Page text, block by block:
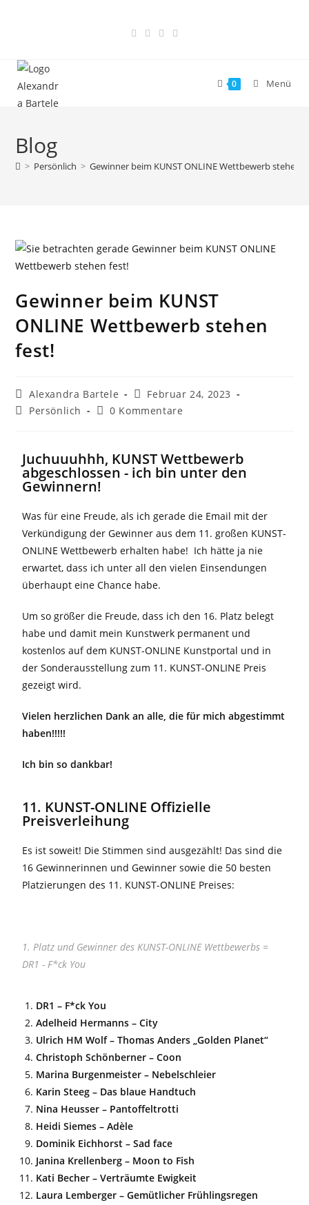
0 Menü
Blog
> Persönlich > Gewinner beim KUNST ONLINE Wettbewerb stehen
Gewinner beim KUNST
ONLINE Wettbewerb stehen
fest!
Alexandra Bartele
Februar 24, 2023
Persönlich
0 Kommentare
Juchuuuhhh, KUNST Wettbewerb
abgeschlossen - ich bin unter den
Gewinnern!
Was für eine Freude, als ich gerade die Email mit der
Verkündigung der Gewinner aus dem 11. großen KUNST-
ONLINE Wettbewerb erhalten habe! Ich hätte ja nie
erwartet, dass ich unter all den vielen Einsendungen
überhaupt eine Chance habe.
Um so größer die Freude, dass ich den 16. Platz belegt
habe und damit mein Kunstwerk permanent und
kostenlos auf dem KUNST-ONLINE Kunstportal und in
der Sonderausstellung zum 11. KUNST-ONLINE Preis
gezeigt wird.
Vielen herzlichen Dank an alle, die für mich abgestimmt
haben!!!!!
Ich bin so dankbar!
11. KUNST-ONLINE Offizielle
Preisverleihung
Es ist soweit! Die Stimmen sind ausgezählt! Das sind die
16 Gewinnerinnen und Gewinner sowie die 50 besten
Platzierungen des 11. KUNST-ONLINE Preises:
1. Platz und Gewinner des KUNST-ONLINE Wettbewerbs =
DR1 - F*ck You
DR1 – F*ck You
Adelheid Hermanns – City
Ulrich HM Wolf – Thomas Anders „Golden Planet“
Christoph Schönberner – Coon
Marina Burgenmeister – Nebelschleier
Karin Steeg – Das blaue Handtuch
Nina Heusser – Pantoffeltrotti
Heidi Siemes – Adèle
Dominik Eichhorst – Sad face
Janina Krellenberg – Moon to Fish
Kati Becher – Verträumte Ewigkeit
Laura Lemberger – Gemütlicher Frühlingsregen